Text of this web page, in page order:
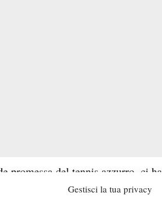
Gestisci la tua privacy
promessa del tennis azzurro, ci ha
“
Ho appena lasciato da parte le